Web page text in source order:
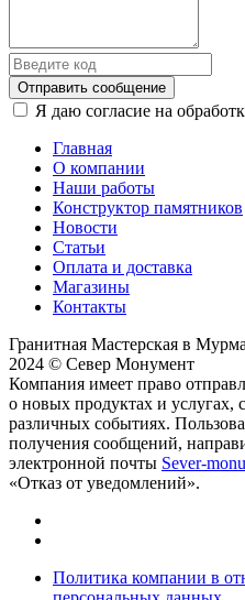
Отправить сообщение
Я даю согласие на
Главная
О компании
Наши работы
Конструктор памятников
Новости
Статьи
Оплата и доставка
Магазины
Контакты
Гранитная Мастерская в
2024 © Север Монумент
Компания имеет право
о новых продуктах и
различных событиях.
получения сообщений,
электронной почты Sever-
«Отказ от уведомлений».
Политика компании в